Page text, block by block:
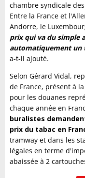
chambre syndicale
Entre la France et
Andorre, le
prix qui va du simple
automatiquement un
a-t-il ajouté.
Selon Gérard Vidal,
de France, présent à
pour les douanes
chaque année en
buralistes
prix du tabac en
tramway et dans les
légales en terme
abaissée à 2